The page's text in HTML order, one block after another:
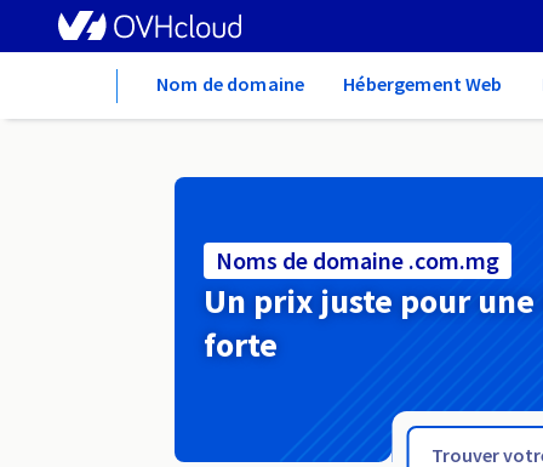
Nom de domaine Hébergement Web
Noms de domaine .com.mg
Un prix juste pour
forte